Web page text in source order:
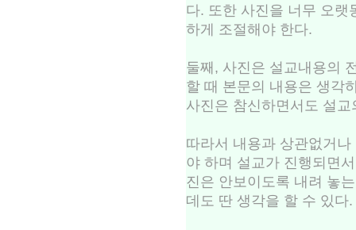
다. 또한 사진을 너무 오랫
하게 조절해야 한다.
둘째, 사진은 설교내용의
할 때 본문의 내용은 생각
사진은 참신하면서도 설
따라서 내용과 상관없거
야 하며 설교가 진행되면
진은 안보이도록 내려 놓
데도 딴 생각을 할 수 있다.